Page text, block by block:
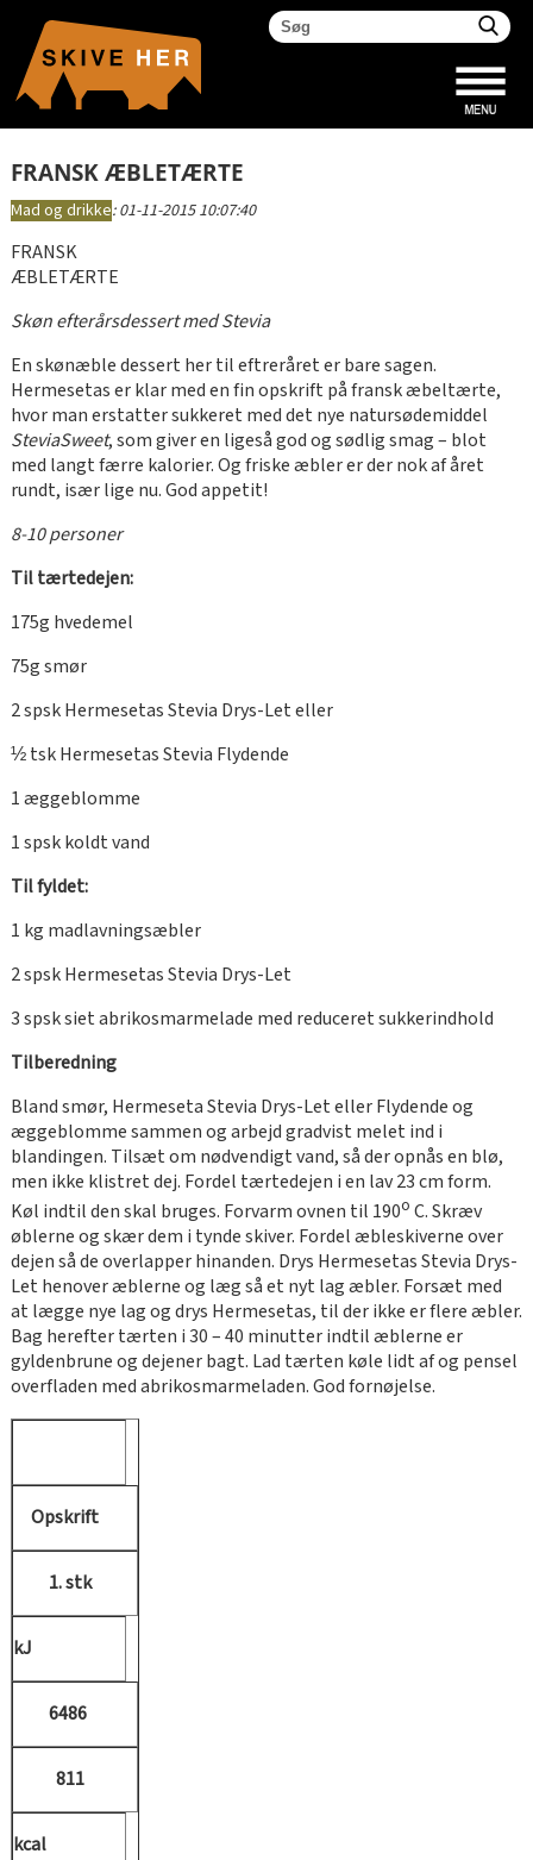
FRANSK ÆBLETÆRTE
Mad og drikke:01-11-2015 10:07:40
FRANSK
ÆBLETÆRTE
Skøn efterårsdessert med Stevia
En skønæble dessert her til eftreråret er bare sagen.
Hermesetas er klar med en fin opskrift på fransk æbeltærte,
hvor man erstatter sukkeret med det nye natursødemiddel
SteviaSweet, som giver en ligeså god og sødlig smag – blot
med langt færre kalorier. Og friske æbler er der nok af året
rundt, især lige nu. God appetit!
8-10 personer
Til tærtedejen:
175g hvedemel
75g smør
2 spsk Hermesetas Stevia Drys-Let eller
½ tsk Hermesetas Stevia Flydende
1 æggeblomme
1 spsk koldt vand
Til fyldet:
1 kg madlavningsæbler
2 spsk Hermesetas Stevia Drys-Let
3 spsk siet abrikosmarmelade med reduceret sukkerindhold
Tilberedning
Bland smør, Hermeseta Stevia Drys-Let eller Flydende og
æggeblomme sammen og arbejd gradvist melet ind i
blandingen. Tilsæt om nødvendigt vand, så der opnås en blø,
men ikke klistret dej. Fordel tærtedejen i en lav 23 cm form.
Køl indtil den skal bruges. Forvarm ovnen til 190o C. Skræv
øblerne og skær dem i tynde skiver. Fordel æbleskiverne over
dejen så de overlapper hinanden. Drys Hermesetas Stevia Drys-
Let henover æblerne og læg så et nyt lag æbler. Forsæt med
at lægge nye lag og drys Hermesetas, til der ikke er flere æbler.
Bag herefter tærten i 30 – 40 minutter indtil æblerne er
gyldenbrune og dejener bagt. Lad tærten køle lidt af og pensel
overfladen med abrikosmarmeladen. God fornøjelse.
Opskrift
1. stk
kJ
6486
811
kcal